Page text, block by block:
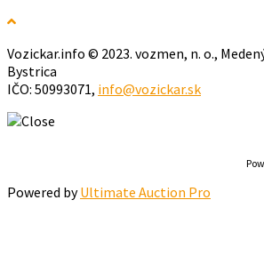
Vozickar.info © 2023. vozmen, n. o.,
Bystrica
IČO: 50993071, info@vozickar.sk
Powered byUltimate Auction Pro